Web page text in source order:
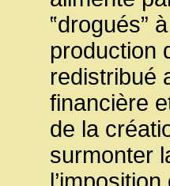
‟drogués”
production
redistribué
financière
de la
surmonter